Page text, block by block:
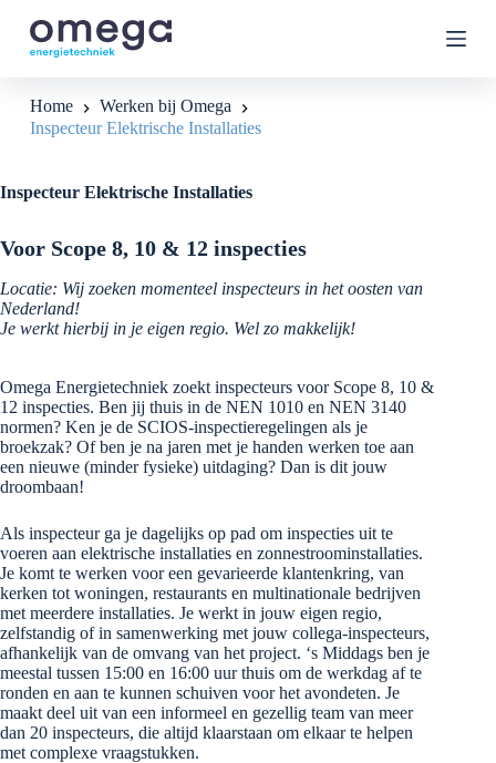
G
n
d
n
u
Home
Werken bij Omega
Inspecteur Elektrische Installaties
Inspecteur Elektrische Installaties
Voor Scope 8, 10 & 12 inspecties
Locatie: Wij zoeken momenteel inspecteurs in het oosten van
Nederland!
Je werkt hierbij in je eigen regio. Wel zo makkelijk!
Omega Energietechniek zoekt inspecteurs voor Scope 8, 10 &
12 inspecties. Ben jij thuis in de NEN 1010 en NEN 3140
normen? Ken je de SCIOS-inspectieregelingen als je
broekzak? Of ben je na jaren met je handen werken toe aan
een nieuwe (minder fysieke) uitdaging? Dan is dit jouw
droombaan!
Als inspecteur ga je dagelijks op pad om inspecties uit te
voeren aan elektrische installaties en zonnestroominstallaties.
Je komt te werken voor een gevarieerde klantenkring, van
kerken tot woningen, restaurants en multinationale bedrijven
met meerdere installaties. Je werkt in jouw eigen regio,
zelfstandig of in samenwerking met jouw collega-inspecteurs,
afhankelijk van de omvang van het project. ‘s Middags ben je
meestal tussen 15:00 en 16:00 uur thuis om de werkdag af te
ronden en aan te kunnen schuiven voor het avondeten. Je
maakt deel uit van een informeel en gezellig team van meer
dan 20 inspecteurs, die altijd klaarstaan om elkaar te helpen
met complexe vraagstukken.